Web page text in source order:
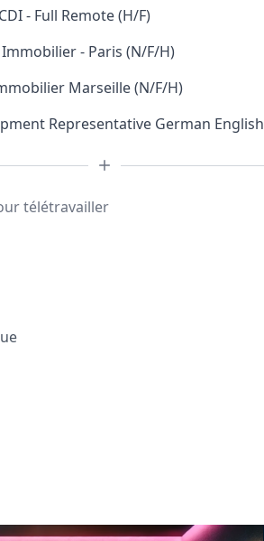
- Full Remote (H/F)
- Paris (N/F/H)
Marseille (N/F/H)
Representative German English
télétravailler